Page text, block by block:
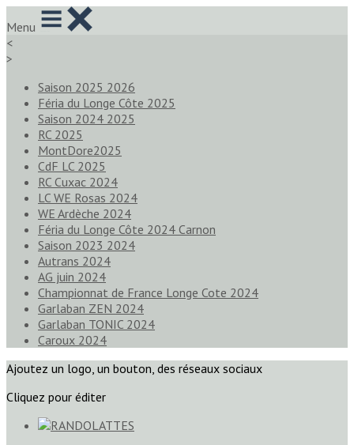
Menu
<
>
Saison 2025 2026
Féria du Longe Côte 2025
Saison 2024 2025
RC 2025
MontDore2025
CdF LC 2025
RC Cuxac 2024
LC WE Rosas 2024
WE Ardèche 2024
Féria du Longe Côte 2024 Carnon
Saison 2023 2024
Autrans 2024
AG juin 2024
Championnat de France Longe Cote 2024
Garlaban ZEN 2024
Garlaban TONIC 2024
Caroux 2024
Ajoutez un logo, un bouton, des réseaux sociaux
Cliquez pour éditer